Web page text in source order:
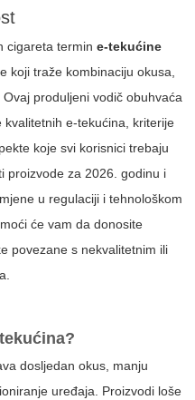
cigareta termin e-tekućine
koji traže kombinaciju okusa,
produljeni vodič obuhvaća
e-tekućina, kriterije
koje svi korisnici trebaju
proizvode za 2026. godinu i
u regulaciji i tehnološkom
će vam da donosite
povezane s nekvalitetnim ili
dosljedan okus, manju
uređaja. Proizvodi loše